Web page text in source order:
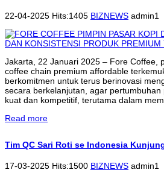
22-04-2025 Hits:1405 BIZNEWS admin1
Jakarta, 22 Januari 2025 – Fore Coffee,
coffee chain premium affordable
berkomitmen untuk terus berinovasi
secara berkelanjutan, agar pertumbuhan
kuat dan kompetitif, terutama dalam
Read more
Tim QC Sari Roti se Indonesia
17-03-2025 Hits:1500 BIZNEWS admin1